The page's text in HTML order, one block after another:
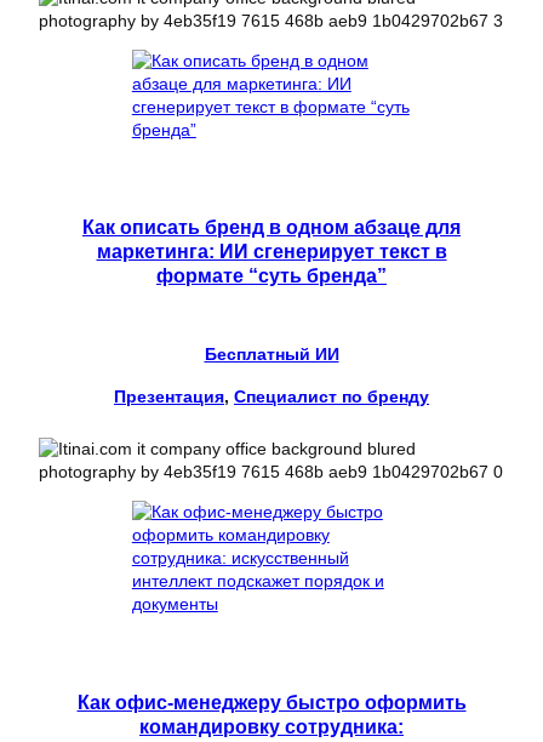
Как описать бренд в одном абзаце для
маркетинга: ИИ сгенерирует текст в
формате “суть бренда”
Бесплатный ИИ
Презентация, Специалист по бренду
Как офис-менеджеру быстро оформить
командировку сотрудника: